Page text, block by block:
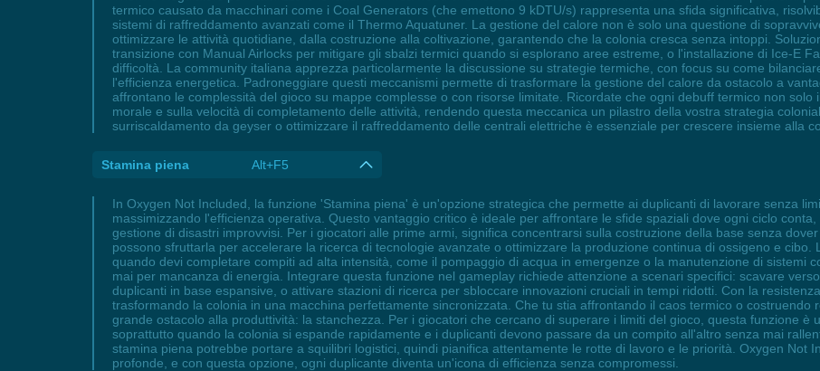
termico causato da macchinari come i Coal Generators (che emettono 9 kDTU/s) rappresenta una sfida significativa,
sistemi di raffreddamento avanzati come il Thermo Aquatuner. La gestione del calore non è solo una questione di
ottimizzare le attività quotidiane, dalla costruzione alla coltivazione, garantendo che la colonia cresca senza intoppi.
transizione con Manual Airlocks per mitigare gli sbalzi termici quando si esplorano aree estreme, o l'installazione di Ice-E
difficoltà. La community italiana apprezza particolarmente la discussione su strategie termiche, con focus su come
l'efficienza energetica. Padroneggiare questi meccanismi permette di trasformare la gestione del calore da ostacolo a
affrontano le complessità del gioco su mappe complesse o con risorse limitate. Ricordate che ogni debuff termico non
morale e sulla velocità di completamento delle attività, rendendo questa meccanica un pilastro della vostra strategia
surriscaldamento da geyser o ottimizzare il raffreddamento delle centrali elettriche è essenziale per crescere insieme alla
Stamina piena Alt+F5
In Oxygen Not Included, la funzione 'Stamina piena' è un'opzione strategica che permette ai duplicanti di lavorare senza
massimizzando l'efficienza operativa. Questo vantaggio critico è ideale per affrontare le sfide spaziali dove ogni ciclo
gestione di disastri improvvisi. Per i giocatori alle prime armi, significa concentrarsi sulla costruzione della base senza
possono sfruttarla per accelerare la ricerca di tecnologie avanzate o ottimizzare la produzione continua di ossigeno e
quando devi completare compiti ad alta intensità, come il pompaggio di acqua in emergenze o la manutenzione di sistemi
mai per mancanza di energia. Integrare questa funzione nel gameplay richiede attenzione a scenari specifici: scavare
duplicanti in base espansive, o attivare stazioni di ricerca per sbloccare innovazioni cruciali in tempi ridotti. Con la
trasformando la colonia in una macchina perfettamente sincronizzata. Che tu stia affrontando il caos termico o costruendo
grande ostacolo alla produttività: la stanchezza. Per i giocatori che cercano di superare i limiti del gioco, questa funzione è
soprattutto quando la colonia si espande rapidamente e i duplicanti devono passare da un compito all'altro senza mai
stamina piena potrebbe portare a squilibri logistici, quindi pianifica attentamente le rotte di lavoro e le priorità. Oxygen Not
profonde, e con questa opzione, ogni duplicante diventa un'icona di efficienza senza compromessi.